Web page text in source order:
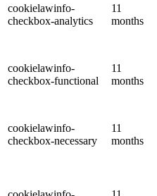
cookielawinfo-
checkbox-analytics
11
months
cookielawinfo-
checkbox-functional
11
months
cookielawinfo-
checkbox-necessary
11
months